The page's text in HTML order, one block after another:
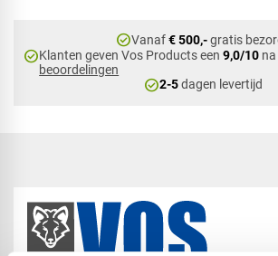
check_circleVanaf€ 500,-gratis
check_circleKlanten geven Vos Products een9,0/10
beoordelingen
check_circle2-5dagen levertijd